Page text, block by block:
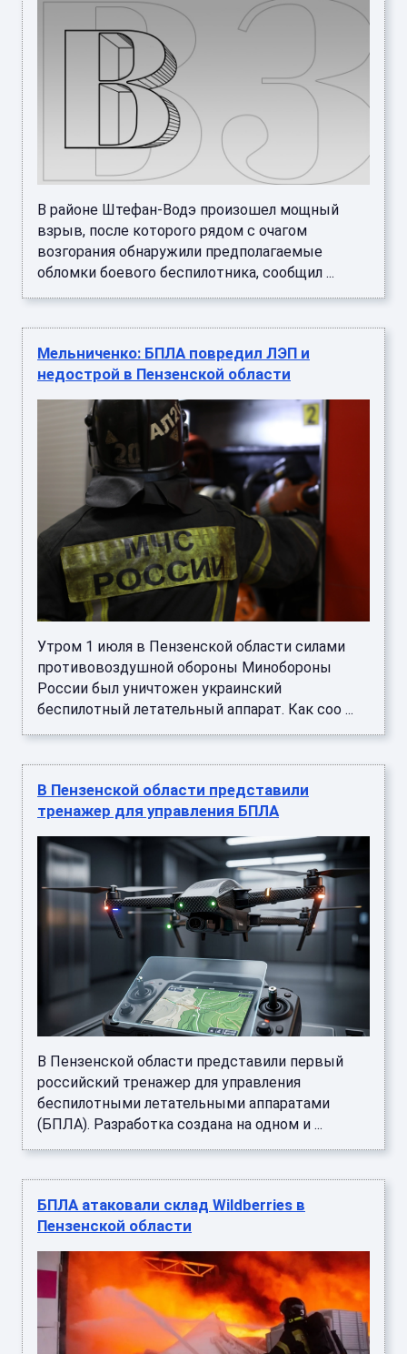
В районе Штефан-Водэ произошел мощный
взрыв, после которого рядом с очагом
возгорания обнаружили предполагаемые
обломки боевого беспилотника, сообщил ...
Мельниченко: БПЛА повредил ЛЭП и
недострой в Пензенской области
Утром 1 июля в Пензенской области силами
противовоздушной обороны Минобороны
России был уничтожен украинский
беспилотный летательный аппарат. Как соо ...
В Пензенской области представили
тренажер для управления БПЛА
В Пензенской области представили первый
российский тренажер для управления
беспилотными летательными аппаратами
(БПЛА). Разработка создана на одном и ...
БПЛА атаковали склад Wildberries в
Пензенской области